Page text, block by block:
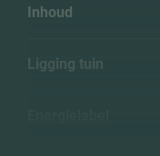
Inhoud
Ligging tuin